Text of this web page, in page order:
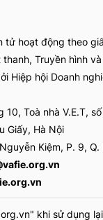
tử hoạt động theo
Truyền hình
Hiệp hội Doanh
10, Toà nhà V.E.T,
Giấy, Hà Nội
Kiệm, P. 9, Q.
khi sử dụng